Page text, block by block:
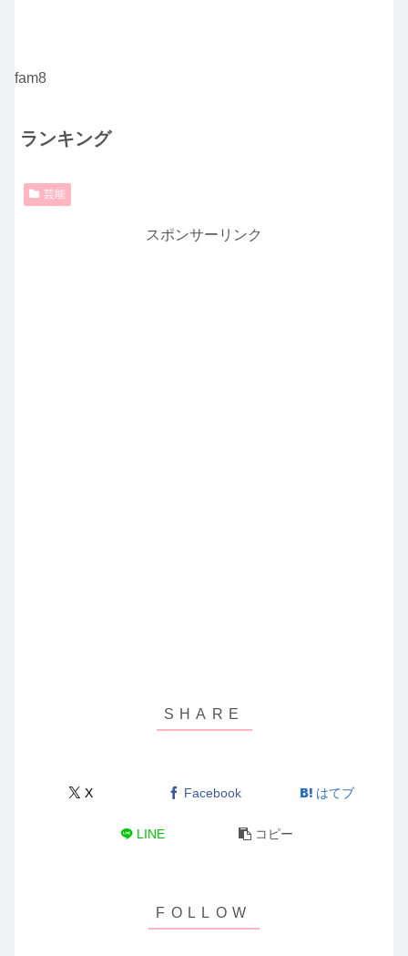
fam8
ランキング
芸能
スポンサーリンク
X Facebook はてブ
LINE コピー